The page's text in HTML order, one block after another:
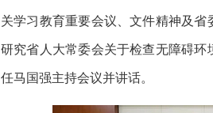
关学习教育重要会议、文件精神及
研究省人大常委会关于检查无障碍
任马国强主持会议并讲话。